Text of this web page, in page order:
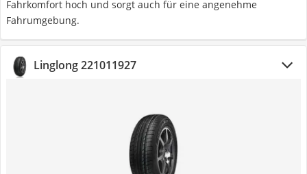
Fahrkomfort hoch und sorgt auch für eine angenehme
Fahrumgebung.
Linglong 221011927